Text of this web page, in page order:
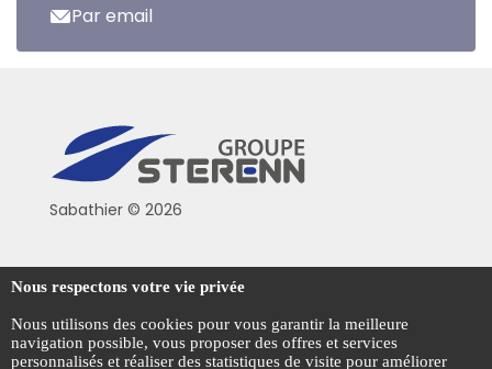
Par email
Sabathier © 2026
Politique de confidentialité
Conditions générales de vente
Mentions légales
Nous respectons votre vie privée
Nous utilisons des cookies pour vous garantir la meilleure
navigation possible, vous proposer des offres et services
personnalisés et réaliser des statistiques de visite pour améliorer